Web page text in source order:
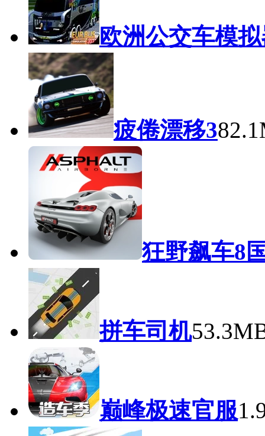
欧洲公交车模
疲倦漂移3
狂野飙车8
拼车司机
巅峰极速官服